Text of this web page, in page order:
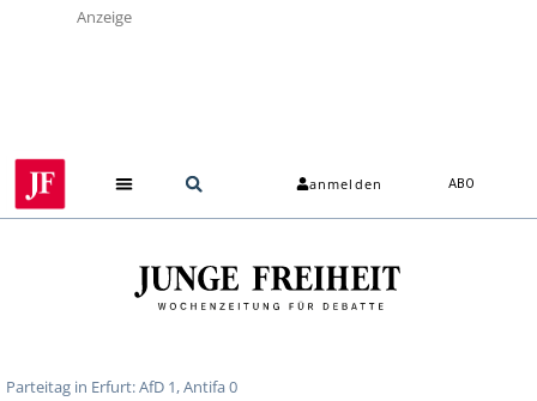
Anzeige
anmelden ABO
Parteitag in Erfurt: AfD 1, Antifa 0